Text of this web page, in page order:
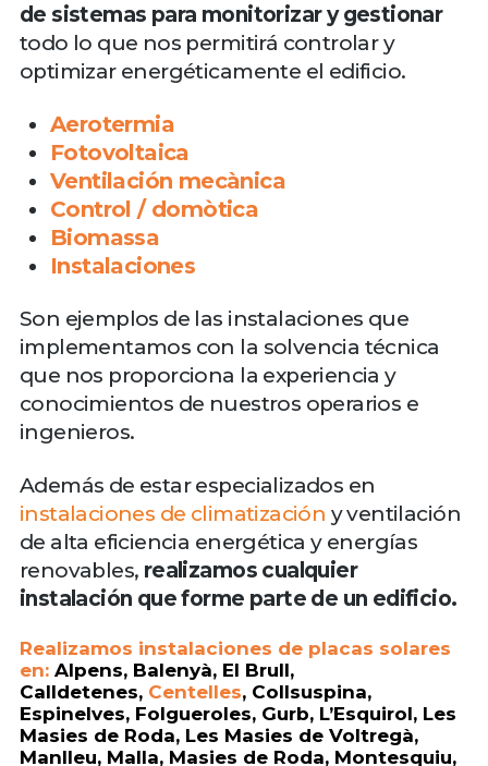
de sistemas para monitorizar y gestionar
todo lo que nos permitirá controlar y
optimizar energéticamente el edificio.
Aerotermia
Fotovoltaica
Ventilación mecànica
Control / domòtica
Biomassa
Instalaciones
Son ejemplos de las instalaciones que
implementamos con la solvencia técnica
que nos proporciona la experiencia y
conocimientos de nuestros operarios e
ingenieros.
Además de estar especializados en
instalaciones de climatización y ventilación
de alta eficiencia energética y energías
renovables, realizamos cualquier
instalación que forme parte de un edificio.
Realizamos instalaciones de placas solares
en: Alpens, Balenyà, El Brull,
Calldetenes, Centelles, Collsuspina,
Espinelves, Folgueroles, Gurb, L’Esquirol, Les
Masies de Roda, Les Masies de Voltregà,
Manlleu, Malla, Masies de Roda, Montesquiu,